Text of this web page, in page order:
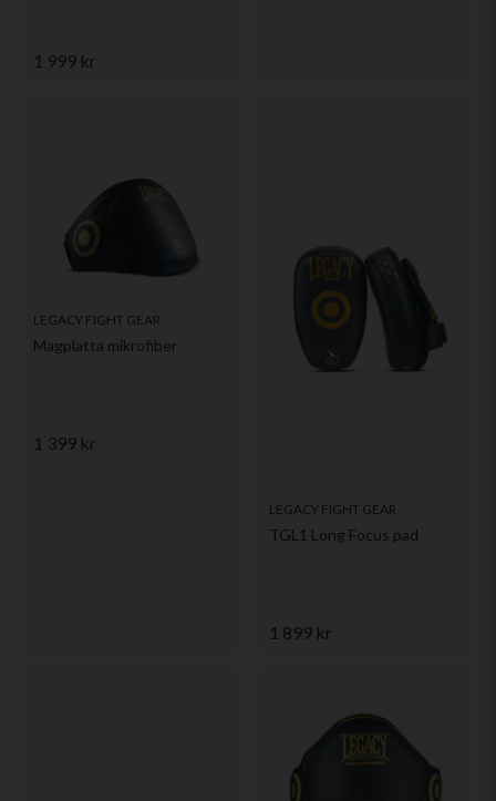
1 999 kr
LEGACY FIGHT GEAR
Magplatta mikrofiber
1 399 kr
LEGACY FIGHT GEAR
TGL1 Long Focus pad
1 899 kr